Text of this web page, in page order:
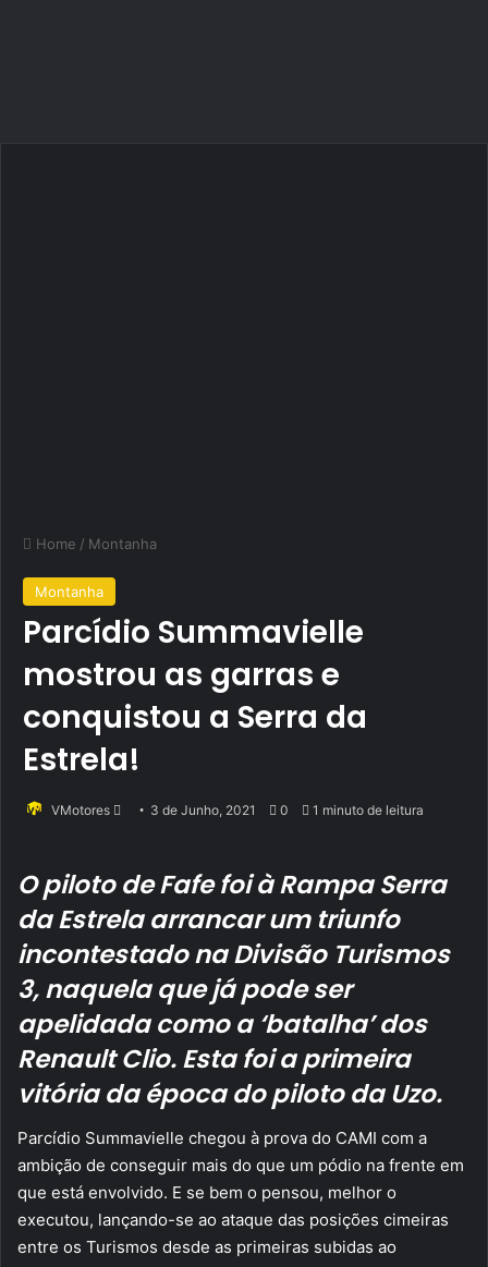
Home / Montanha
Montanha
Parcídio Summavielle
mostrou as garras e
conquistou a Serra da
Estrela!
VMotores
Send 3 de Junho, 2021 0 1 minuto de leitura
O piloto de Fafe foi à Rampa Serra
da Estrela arrancar um triunfo
incontestado na Divisão Turismos
3, naquela que já pode ser
apelidada como a ‘batalha’ dos
Renault Clio. Esta foi a primeira
vitória da época do piloto da Uzo.
Parcídio Summavielle chegou à prova do CAMI com a
ambição de conseguir mais do que um pódio na frente em
que está envolvido. E se bem o pensou, melhor o
executou, lançando-se ao ataque das posições cimeiras
entre os Turismos desde as primeiras subidas ao